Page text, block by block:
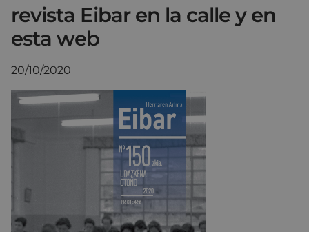
revista Eibar en la calle y en
esta web
20/10/2020